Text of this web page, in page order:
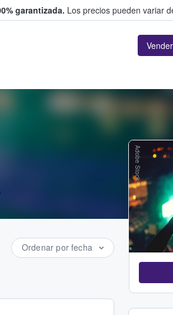
garantizada. Los precios pueden variar
Ordenar por fecha
Adobe Stock